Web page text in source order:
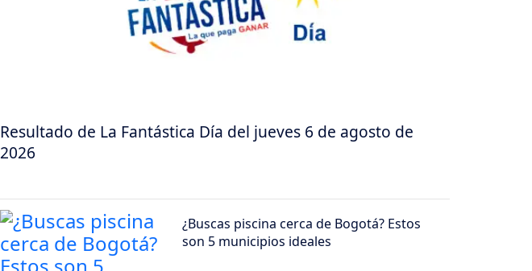
Resultado de La Fantástica Día del jueves 6 de agosto de
2026
¿Buscas piscina cerca de Bogotá? Estos
son 5 municipios ideales